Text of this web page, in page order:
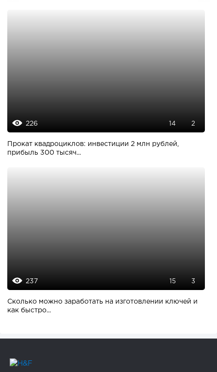
226 14 2
Прокат квадроциклов: инвестиции 2 млн рублей,
прибыль 300 тысяч...
237 15 3
Сколько можно заработать на изготовлении ключей и
как быстро...